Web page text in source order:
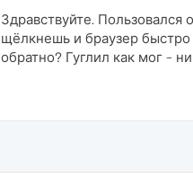
Здравствуйте. Пользовался
щёлкнешь и браузер быстро
обратно? Гуглил как мог -